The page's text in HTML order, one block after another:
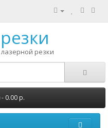
резки
0.00 р.